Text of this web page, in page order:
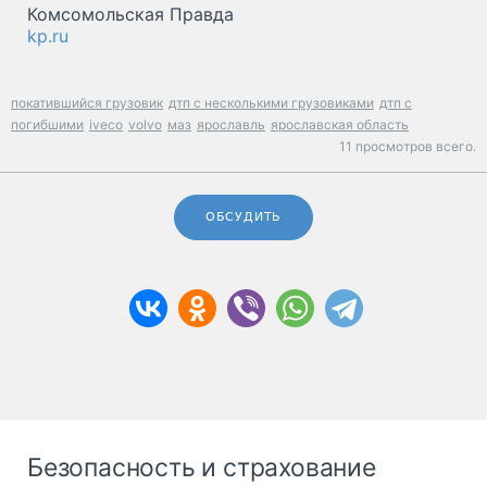
Комсомольская Правда
kp.ru
покатившийся грузовик дтп с несколькими грузовиками дтп с
погибшими iveco volvo маз ярославль ярославская область
11 просмотров всего.
ОБСУДИТЬ
Безопасность и страхование